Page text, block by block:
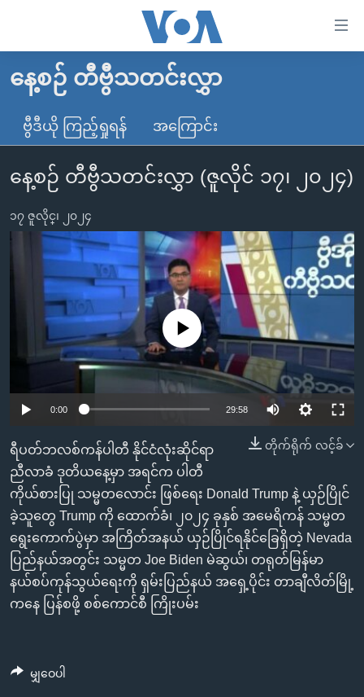
လွယ်ကူ
သည့်
များ
ပင်မ
အကြောင်းအရာ
ညွန်း
စာမျက်နှာ
ကျော်
ကြည့်
ရန်
ရှာဖွေ
ရန်
နေရာ
သို့
ကျော်
မူလစာမျက်နှာ
မြန်မာ
ကမ္ဘာ့သတင်းများ
နိုင်ငံတကာ
တရုတ်
အစ္စရေး-ပါလက်စတိုင်း
ဗွီဒီယို
ရပ်ဝန်းတခု လမ်းတခု အလွန်
အင်္ဂလိပ်စာလေ့လာမယ်
အမေရိကန်သုံးအီဒီယံ
မကြေးမုံရဲ့ အင်္ဂလိပ်စာ
ရုပ်ရှင်ထဲက အင်္ဂလိပ်စာ
သုတပဒေသာ အင်္ဂလိပ်စာ
အပတ်စဉ်ကဏ္ဍများ
ရေဒီယို
ရေဒီယိုနှင့်ရုပ်သံ အချက်အလက်များ
ရေဒီယို/တီဗွီအစီအစဉ်
Learning English
ဘာသာစကားများ
နေ့စဉ် တီဗွီသတင်းလွှာ
ဗွီဒီယို ကြည့်ရှုရန် အကြောင်း
နေ့စဉ် တီဗွီသတင်းလွှာ (ဇူလိုင် ၁၇၊ ၂၀၂၄)
၁၇ ဇူလိုင္၊ ၂၀၂၄
No media source currently available
0:00 29:58
တိုက်ရိုက် လင့်ခ်
ရီပတ်ဘလစ်ကန်ပါတီ နိုင်ငံလုံးဆိုင်ရာ
ညီလာခံ ဒုတိယနေ့မှာ အရင်က ပါတီ
ကိုယ်စားပြု သမ္မတလောင်း ဖြစ်ရေး Donald Trump နဲ့ ယှဉ်ပြိုင်
ခဲ့သူတွေ Trump ကို ထောက်ခံ၊ ၂၀၂၄ ခုနှစ် အမေရိကန် သမ္မတ
ရွေးကောက်ပွဲမှာ အကြိတ်အနယ် ယှဉ်ပြိုင်ရနိုင်ခြေရှိတဲ့ Nevada
ပြည်နယ်အတွင်း သမ္မတ Joe Biden မဲဆွယ်၊ တရုတ်မြန်မာ
နယ်စပ်ကုန်သွယ်ရေးကို ရှမ်းပြည်နယ် အရှေ့ပိုင်း တာချီလိတ်မြို့
ကနေ ပြန်စဖို့ စစ်ကောင်စီ ကြိုးပမ်း
မျှဝေပါ